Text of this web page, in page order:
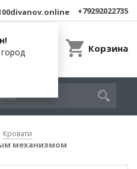
+79292022735
Корзина
Кровати
механизмом